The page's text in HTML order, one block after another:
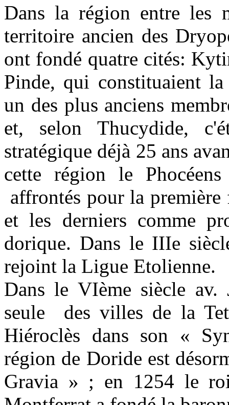
Dans la région entre les
territoire ancien des
ont fondé quatre cités:
Pinde, qui constituaient
un des plus anciens
et, selon Thucydide,
stratégique déjà 25 ans
cette région le
affrontés pour la première
et les derniers comme
dorique. Dans le IIIe
rejoint la Ligue Etolienne.
Dans le VIème siècle av.
seule des villes de la
Hiéroclès dans son «
région de Doride est
Gravia » ; en 1254 le